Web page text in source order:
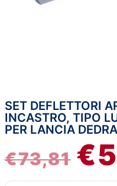
SET DEFLETTORI
INCASTRO, TIPO
PER LANCIA
€73,81
IL
€